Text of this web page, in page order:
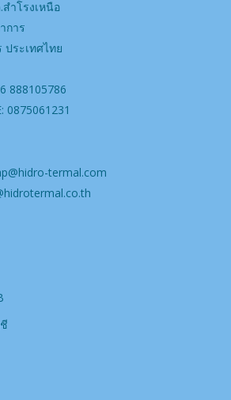
ำโรงเหนือ
การ
ประเทศไทย
888105786
0875061231
termal.com